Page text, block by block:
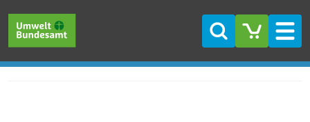
Suche